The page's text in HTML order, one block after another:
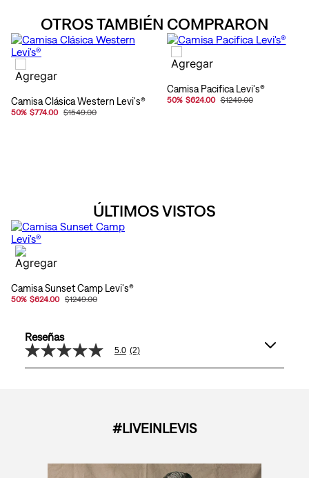
OTROS TAMBIÉN COMPRARON
Camisa Clásica Western Levi's®
50% $774.00 $1549.00
Camisa Pacifica Levi's®
50% $624.00 $1249.00
ÚLTIMOS VISTOS
Camisa Sunset Camp Levi's®
50% $624.00 $1249.00
Reseñas
5.0
de
Reviews.
5.0 (2)
#LIVEINLEVIS